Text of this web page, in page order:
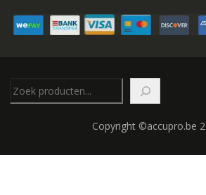
Copyright ©accupro.be